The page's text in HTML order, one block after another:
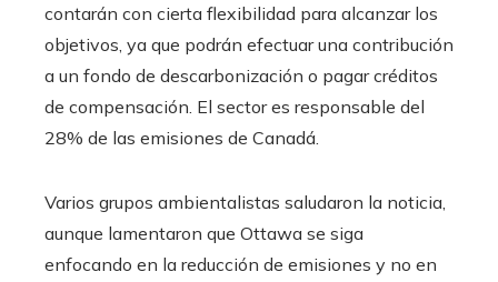
contarán con cierta flexibilidad para alcanzar los
objetivos, ya que podrán efectuar una contribución
a un fondo de descarbonización o pagar créditos
de compensación. El sector es responsable del
28% de las emisiones de Canadá.
Varios grupos ambientalistas saludaron la noticia,
aunque lamentaron que Ottawa se siga
enfocando en la reducción de emisiones y no en